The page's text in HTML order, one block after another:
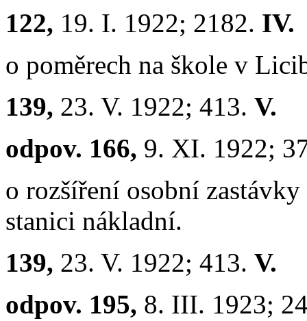
122, 19. I. 1922; 2182. IV.
o poměrech na škole v
139, 23. V. 1922; 413. V.
odpov. 166, 9. XI. 1922;
o rozšíření osobní
stanici nákladní.
139, 23. V. 1922; 413. V.
odpov. 195, 8. III. 1923;